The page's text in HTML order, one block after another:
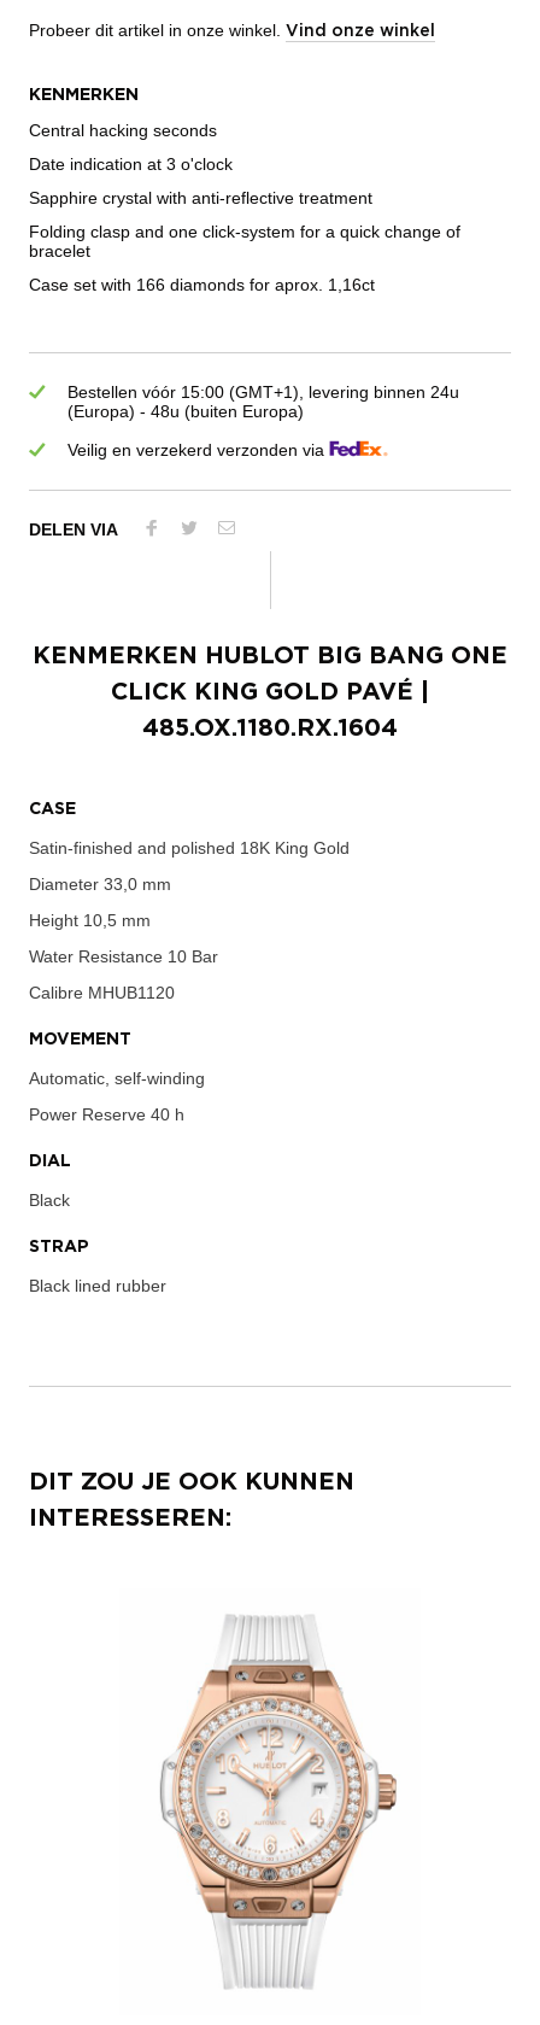
Probeer dit artikel in onze winkel. Vind onze winkel
KENMERKEN
Central hacking seconds
Date indication at 3 o'clock
Sapphire crystal with anti-reflective treatment
Folding clasp and one click-system for a quick change of
bracelet
Case set with 166 diamonds for aprox. 1,16ct
Bestellen vóór 15:00 (GMT+1), levering binnen 24u
(Europa) - 48u (buiten Europa)
Veilig en verzekerd verzonden via
DELEN VIA
KENMERKEN
HUBLOT BIG BANG ONE
CLICK KING GOLD PAVÉ
485.OX.1180.RX.1604
CASE
Satin-finished and polished 18K King Gold
Diameter 33,0 mm
Height 10,5 mm
Water Resistance 10 Bar
Calibre MHUB1120
MOVEMENT
Automatic, self-winding
Power Reserve 40 h
DIAL
Black
STRAP
Black lined rubber
DIT ZOU JE OOK KUNNEN
INTERESSEREN: